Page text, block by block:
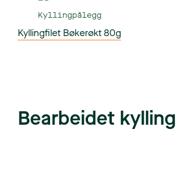
Kyllingpålegg
Kyllingfilet Bøkerøkt 80g
Bearbeidet kylling